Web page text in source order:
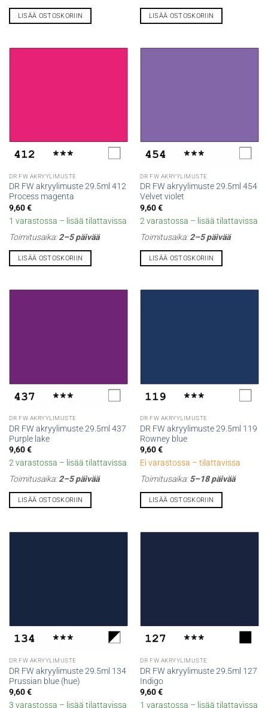
LISÄÄ OSTOSKORIIN LISÄÄ OSTOSKORIIN
DR FW AKRYYLIMUSTE
DR FW akryylimuste 29.5ml 412
Process magenta
9,60€
1 varastossa – lisää tilattavissa
Toimitusaika:2–5 päivää
LISÄÄ OSTOSKORIIN
DR FW AKRYYLIMUSTE
DR FW akryylimuste 29.5ml 454
Velvet violet
9,60€
2 varastossa – lisää tilattavissa
Toimitusaika:2–5 päivää
LISÄÄ OSTOSKORIIN
DR FW AKRYYLIMUSTE
DR FW akryylimuste 29.5ml 437
Purple lake
9,60€
2 varastossa – lisää tilattavissa
Toimitusaika:2–5 päivää
LISÄÄ OSTOSKORIIN
DR FW AKRYYLIMUSTE
DR FW akryylimuste 29.5ml 119
Rowney blue
9,60€
Ei varastossa – tilattavissa
Toimitusaika:5–18 päivää
LISÄÄ OSTOSKORIIN
DR FW AKRYYLIMUSTE
DR FW akryylimuste 29.5ml 134
Prussian blue (hue)
9,60€
3 varastossa – lisää tilattavissa
DR FW AKRYYLIMUSTE
DR FW akryylimuste 29.5ml 127
Indigo
9,60€
1 varastossa – lisää tilattavissa